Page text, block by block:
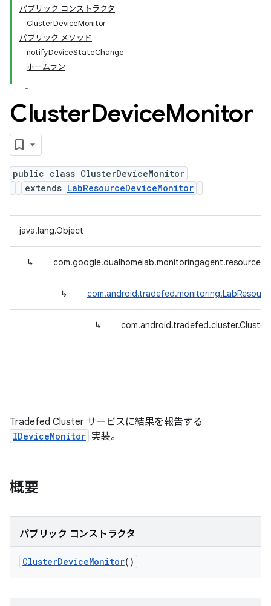
パブリック コンストラクタ
ClusterDeviceMonitor
パブリック メソッド
notifyDeviceStateChange
ホームラン
ClusterDeviceMonitor
public class ClusterDeviceMonitor
extends LabResourceDeviceMonitor
java.lang.Object
↳
↳
↳
Tradefed Cluster サービスに結果を報告する
IDeviceMonitor 実装。
概要
パブリック コンストラクタ
ClusterDeviceMonitor()